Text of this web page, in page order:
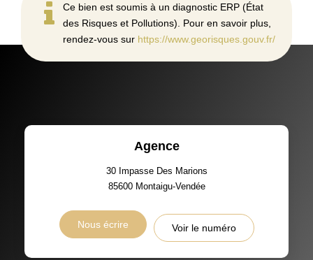
Ce bien est soumis à un diagnostic ERP (État
des Risques et Pollutions). Pour en savoir plus,
rendez-vous sur https://www.georisques.gouv.fr/
Agence
30 Impasse Des Marions
85600 Montaigu-Vendée
Nous écrire Voir le numéro